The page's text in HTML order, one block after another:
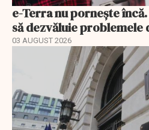
e-Terra nu pornește
să dezvăluie
03 AUGUST 2026